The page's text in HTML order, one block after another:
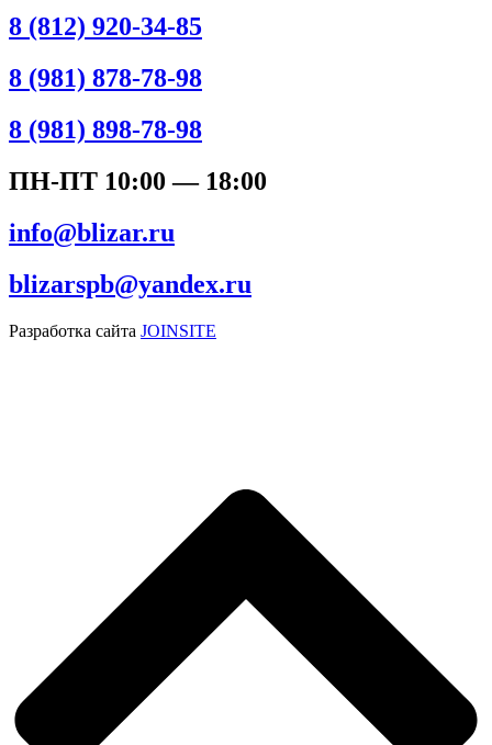
8 (812) 920-34-85
8 (981) 878-78-98
8 (981) 898-78-98
ПН-ПТ 10:00 — 18:00
info@blizar.ru
blizarspb@yandex.ru
Разработка сайта JOINSITE